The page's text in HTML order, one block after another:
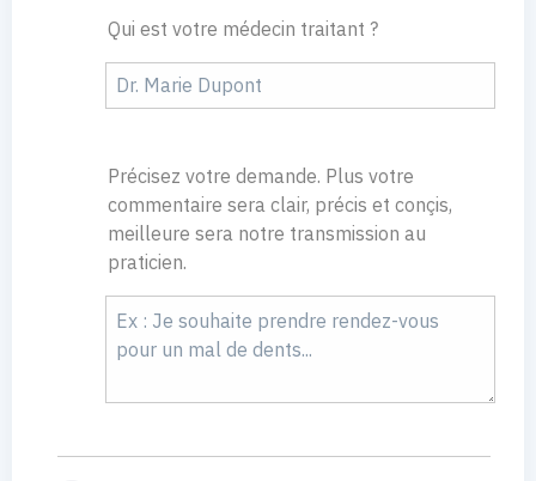
Qui est votre médecin traitant ?
Précisez votre demande. Plus votre
commentaire sera clair, précis et conçis,
meilleure sera notre transmission au
praticien.